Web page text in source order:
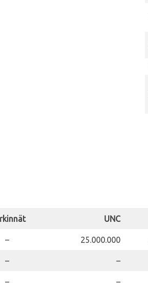
UNC
– 25.000.000
– –
– –